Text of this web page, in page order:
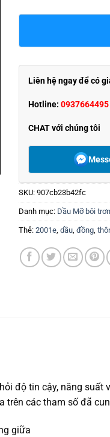
Liên hệ ngay để có
Hotline: 0937664495
CHAT với chúng tôi
SKU: 907cb23b42fc
Danh mục: Dầu Mỡ bôi
Thẻ: 2001e, dầu, đồng,
độ tin cậy, năng suất
trên các tham số đã
giữa